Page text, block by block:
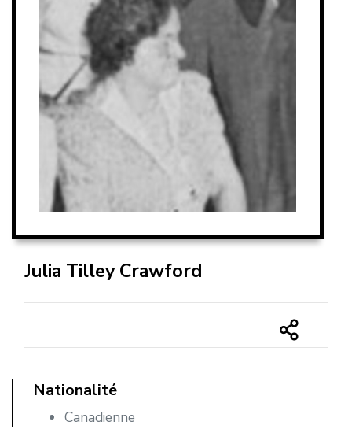
Julia Tilley Crawford
Nationalité
Canadienne